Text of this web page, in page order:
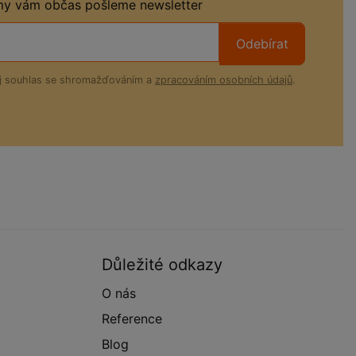
vám občas pošleme newsletter
Odebírat
souhlas se shromažďováním a zpracováním osobních údajů.
Důležité odkazy
O nás
Reference
Blog